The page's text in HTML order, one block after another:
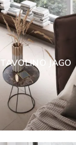
TAVOLINO JAGO